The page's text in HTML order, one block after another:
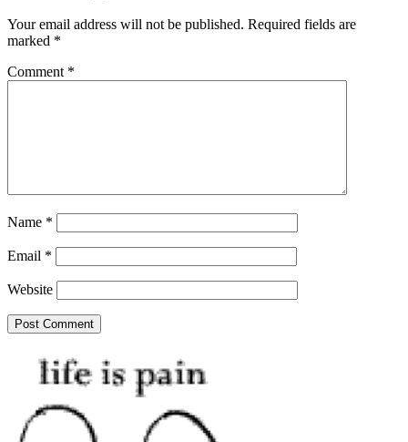
Your email address will not be published. Required fields are
marked *
Comment *
Name *
Email *
Website